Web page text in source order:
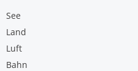
See
Land
Luft
Bahn